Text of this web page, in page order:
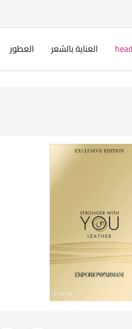
العناية بالشعر العطور